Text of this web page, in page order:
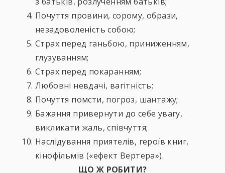
Почуття провини, сорому, образи,
незадоволеність собою;
Страх перед ганьбою, приниженням,
глузуванням;
Страх перед покаранням;
Любовні невдачі, вагітність;
Почуття помсти, погроз, шантажу;
Бажання привернути до себе увагу,
викликати жаль, співчуття;
Наслідування приятелів, героїв книг,
кінофільмів («ефект Вертера»).
ЩО Ж РОБИТИ?